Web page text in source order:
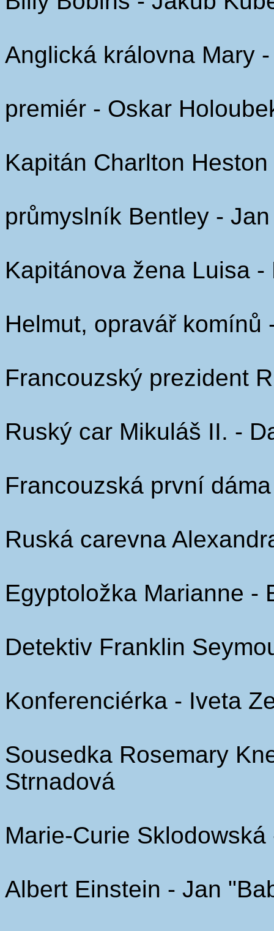
Anglická královna Mary
premiér - Oskar
Kapitán Charlton
průmyslník Bentley -
Kapitánova žena Luisa
Helmut, opravář komínů
Francouzský prezident
Ruský car Mikuláš II. -
Francouzská první
Ruská carevna
Egyptoložka Marianne -
Detektiv Franklin
Konferenciérka - Iveta
Sousedka Rosemary
Strnadová
Marie-Curie
Albert Einstein - Jan